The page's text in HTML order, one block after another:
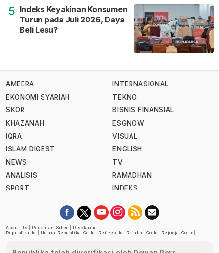
5 Indeks Keyakinan Konsumen
Turun pada Juli 2026, Daya
Beli Lesu?
AMEERA
EKONOMI SYARIAH
SKOR
KHAZANAH
IQRA
ISLAM DIGEST
NEWS
ANALISIS
SPORT
INTERNASIONAL
TEKNO
BISNIS FINANSIAL
ESGNOW
VISUAL
ENGLISH
TV
RAMADHAN
INDEKS
About Us Pedoman Siber
Disclaimer
Republika.id
Ihram.republika.co.id Retizen.id Rejabar.co.id Rejogja.co.id